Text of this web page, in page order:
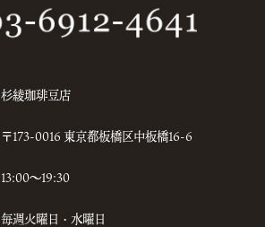
杉綾珈琲豆店
〒173-0016 東京都板橋区中板橋16-6
13:00〜19:30
毎週火曜日・水曜日